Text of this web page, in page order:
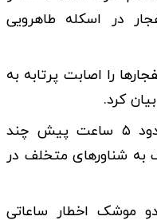
در اسکله طاهرویی
را اصابت پرتابه به
کرد.
این منبع آگاه نظامی گفت: حدود ۵ ساعت پیش چند
شناورهای متخلف‌ در
موشک اخطار ساعاتی